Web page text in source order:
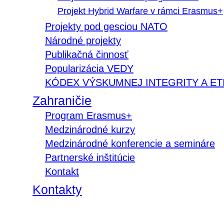
Projekt Hybrid Warfare v rámci Erasmus+
Projekty pod gesciou NATO
Národné projekty
Publikačná činnosť
Popularizácia VEDY
KÓDEX VÝSKUMNEJ INTEGRITY A
Zahraničie
Program Erasmus+
Medzinárodné kurzy
Medzinárodné konferencie a semináre
Partnerské inštitúcie
Kontakt
Kontakty